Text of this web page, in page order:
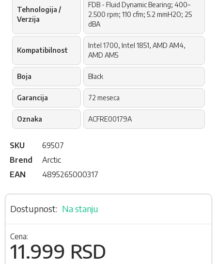
Tehnologija /
Verzija
FDB - Fluid Dynamic Bearing; 400–
2.500 rpm; 110 cfm; 5.2 mmH2O; 25
dBA
Kompatibilnost
Intel 1700, Intel 1851, AMD AM4,
AMD AM5
Boja Black
Garancija 72 meseca
Oznaka ACFRE00179A
SKU
69507
Brend
Arctic
EAN
4895265000317
Na stanju
Cena:
11.999 RSD